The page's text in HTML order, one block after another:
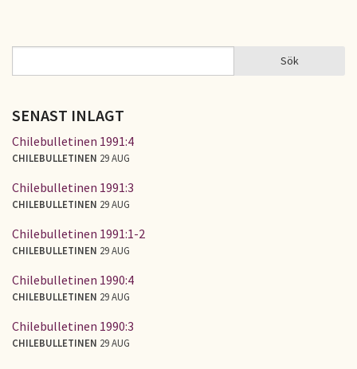
SÖKFORMULÄR Sök
SENAST INLAGT
Chilebulletinen 1991:4
CHILEBULLETINEN 29 AUG
Chilebulletinen 1991:3
CHILEBULLETINEN 29 AUG
Chilebulletinen 1991:1-2
CHILEBULLETINEN 29 AUG
Chilebulletinen 1990:4
CHILEBULLETINEN 29 AUG
Chilebulletinen 1990:3
CHILEBULLETINEN 29 AUG